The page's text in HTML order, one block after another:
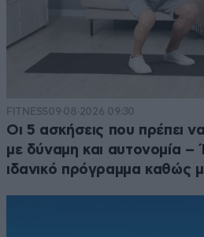
FITNESS09·08·2026 09:30
Οι 5 ασκήσεις που πρέπει
με δύναμη και αυτονομία
ιδανικό πρόγραμμα καθώς